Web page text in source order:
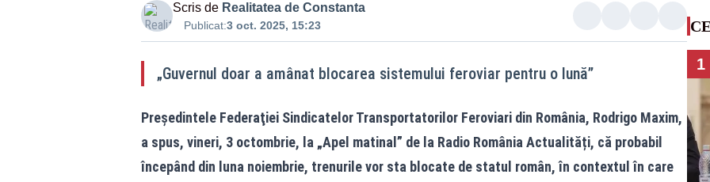
Scris de Realitatea de Constanta
Publicat:3 oct. 2025, 15:23
„Guvernul doar a amânat blocarea sistemului feroviar pentru o lună”
Preşedintele Federaţiei Sindicatelor Transportatorilor Feroviari din România, Rodrigo Maxim,
a spus, vineri, 3 octombrie, la „Apel matinal” de la Radio România Actualități, că probabil
începând din luna noiembrie, trenurile vor sta blocate de statul român, în contextul în care
1